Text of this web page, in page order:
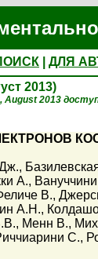
ДЛЯ
2013)
August 2013
,
А.,
В.,
А.Н.,
, Менн В.,
С.,